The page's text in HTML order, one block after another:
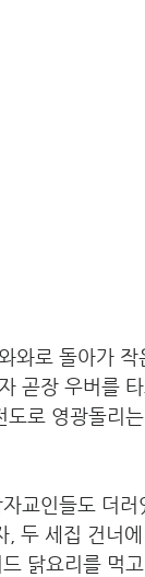
와로 돌아가 작
곧장 우버를
로 영광돌리
교인들도 더러
, 두 세집 건너
닭요리를 먹